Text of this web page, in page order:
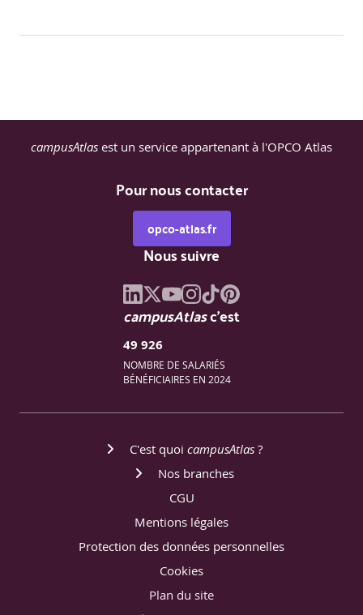
campusAtlas est un service appartenant à l'OPCO Atlas
Pour nous contacter
opco-atlas.fr
Nous suivre
campusAtlasc'est
49 926
NOMBRE DE SALARIÉS
BÉNÉFICIAIRES EN 2024
C'est quoi campusAtlas ?
Nos branches
CGU
Mentions légales
Protection des données personnelles
Cookies
Plan du site